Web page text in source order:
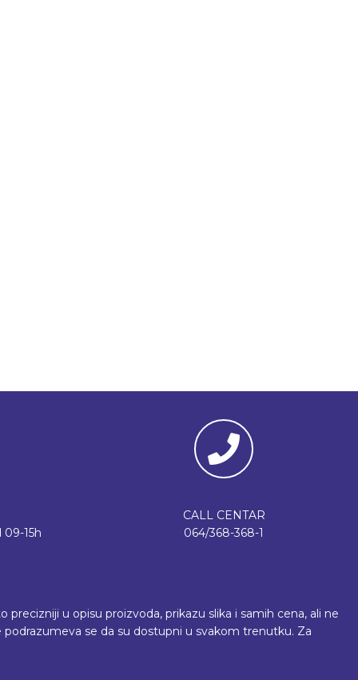
15h
CALL CENTAR
064/368-368-1
u opisu proizvoda, prikazu slika i samih cena, ali ne
se da su dostupni u svakom trenutku. Za